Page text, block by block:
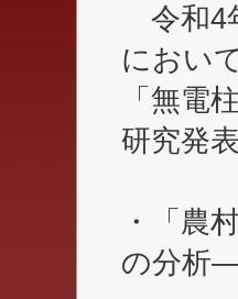
令和4
におい
「無電
研究発
・「農
の分析